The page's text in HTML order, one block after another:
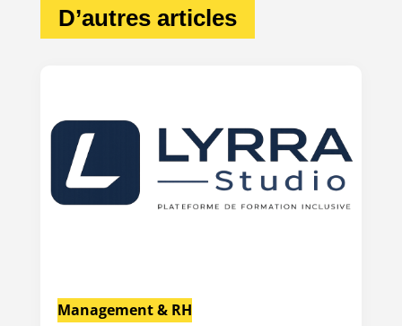
D’autres articles
Management & RH